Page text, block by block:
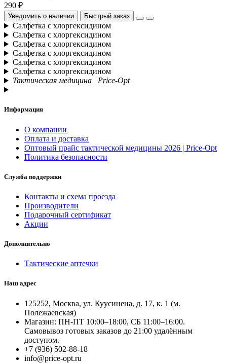
290 ₽
Уведомить о наличии Быстрый заказ
Салфетка с хлоргексидином
Салфетка с хлоргексидином
Салфетка с хлоргексидином
Салфетка с хлоргексидином
Салфетка с хлоргексидином
Салфетка с хлоргексидином
Тактическая медицина | Price-Opt
Информация
О компании
Оплата и доставка
Оптовый прайс тактической медицины 2026 | Price-Opt
Политика безопасности
Служба поддержки
Контакты и схема проезда
Производители
Подарочный сертификат
Акции
Дополнительно
Тактические аптечки
Наш адрес
125252, Москва, ул. Куусинена, д. 17, к. 1 (м.
Полежаевская)
Магазин: ПН-ПТ 10:00–18:00, СБ 11:00–16:00.
Самовывоз готовых заказов до 21:00 удалённым
доступом.
+7 (936) 502-88-18
info@price-opt.ru